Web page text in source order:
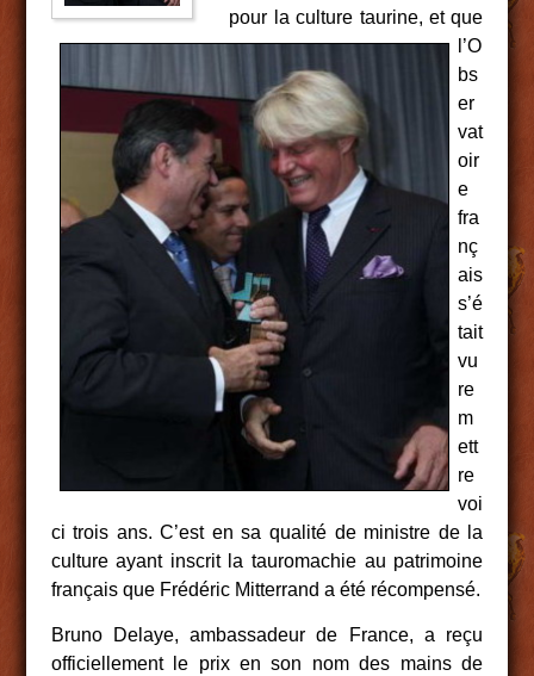
pour la culture taurine, et que
l’O
bs
er
vat
oir
e
fra
nç
ais
s’é
tait
vu
re
m
ett
re
voi
ci trois ans. C’est en sa qualité de ministre de la
culture ayant inscrit la tauromachie au patrimoine
français que Frédéric Mitterrand a été récompensé.
Bruno Delaye, ambassadeur de France, a reçu
officiellement le prix en son nom des mains de